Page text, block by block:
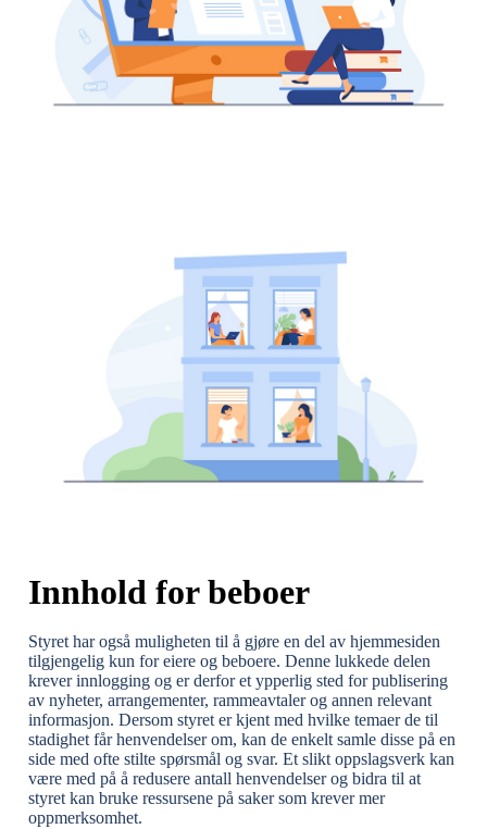
Innhold for beboer
Styret har også muligheten til å gjøre en del av hjemmesiden
tilgjengelig kun for eiere og beboere. Denne lukkede delen
krever innlogging og er derfor et ypperlig sted for publisering
av nyheter, arrangementer, rammeavtaler og annen relevant
informasjon. Dersom styret er kjent med hvilke temaer de til
stadighet får henvendelser om, kan de enkelt samle disse på en
side med ofte stilte spørsmål og svar. Et slikt oppslagsverk kan
være med på å redusere antall henvendelser og bidra til at
styret kan bruke ressursene på saker som krever mer
oppmerksomhet.